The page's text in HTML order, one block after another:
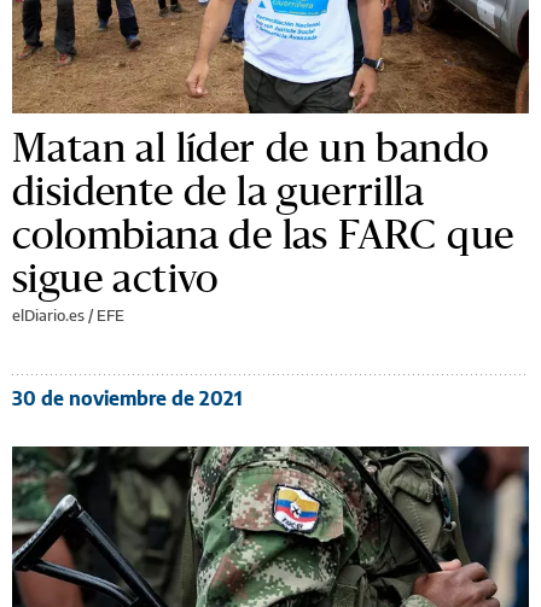
Matan al líder de un bando
disidente de la guerrilla
colombiana de las FARC que
sigue activo
elDiario.es / EFE
30 de noviembre de 2021